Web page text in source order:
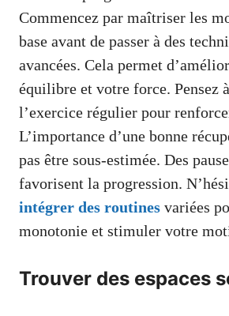
Commencez par maîtriser les
base avant de passer à des
avancées. Cela permet
équilibre et votre force. Pensez
l’exercice régulier pour
L’importance d’une bonne
pas être sous-estimée. Des
favorisent la progression.
intégrer des routines variées
monotonie et stimuler votre
Trouver des espaces